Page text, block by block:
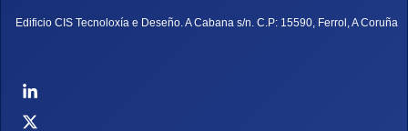
Edificio CIS Tecnoloxía e Deseño. A Cabana s/n. C.P: 15590, Ferrol, A Coruña